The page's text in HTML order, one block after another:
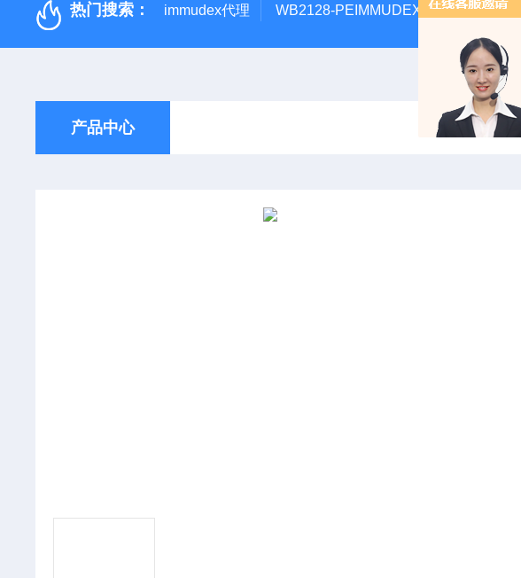
热门搜索： immudex代理 WB2128-PEIMMUDEX抗原测试试剂盒
产品中心